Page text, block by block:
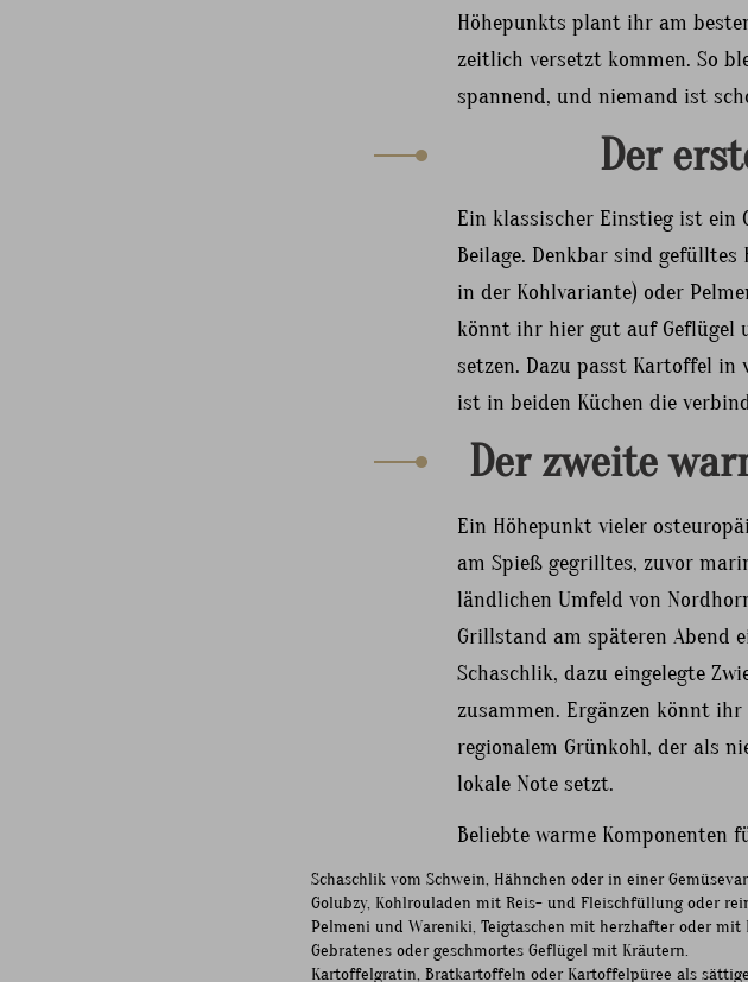
Höhepunkts plant ihr am
zeitlich versetzt kommen. So
spannend, und niemand ist
Der
Ein klassischer Einstieg ist ein
Beilage. Denkbar sind gefülltes
in der Kohlvariante) oder
könnt ihr hier gut auf Geflügel
setzen. Dazu passt Kartoffel in
ist in beiden Küchen die
Der zweite
Ein Höhepunkt vieler
am Spieß gegrilltes, zuvor
ländlichen Umfeld von
Grillstand am späteren Abend
Schaschlik, dazu eingelegte
zusammen. Ergänzen könnt
regionalem Grünkohl, der als
lokale Note setzt.
Beliebte warme Komponenten
Schaschlik vom Schwein, Hähnchen oder in einer
Golubzy, Kohlrouladen mit Reis- und Fleischfüllung oder
Pelmeni und Wareniki, Teigtaschen mit herzhafter oder
Gebratenes oder geschmortes Geflügel mit Kräutern.
Kartoffelgratin, Bratkartoffeln oder Kartoffelpüree als